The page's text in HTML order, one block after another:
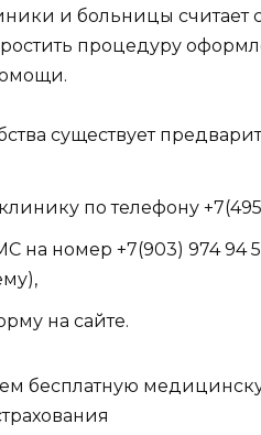
и больницы считает
процедуру
существует
по телефону
на номер +7(903) 974 94
на сайте.
бесплатную